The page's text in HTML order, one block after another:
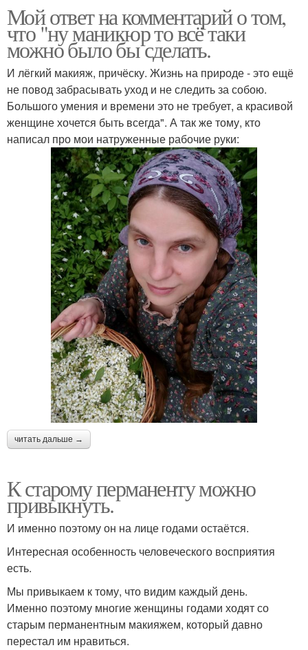
Мой ответ на комментарий о том,
что "ну маникюр то всё таки
можно было бы сделать.
И лёгкий макияж, причёску. Жизнь на природе - это ещё
не повод забрасывать уход и не следить за собою.
Большого умения и времени это не требует, а красивой
женщине хочется быть всегда". А так же тому, кто
написал про мои натруженные рабочие руки:
читать дальше →
К старому перманенту можно
привыкнуть.
И именно поэтому он на лице годами остаётся.
Интересная особенность человеческого восприятия
есть.
Мы привыкаем к тому, что видим каждый день.
Именно поэтому многие женщины годами ходят со
старым перманентным макияжем, который давно
перестал им нравиться.